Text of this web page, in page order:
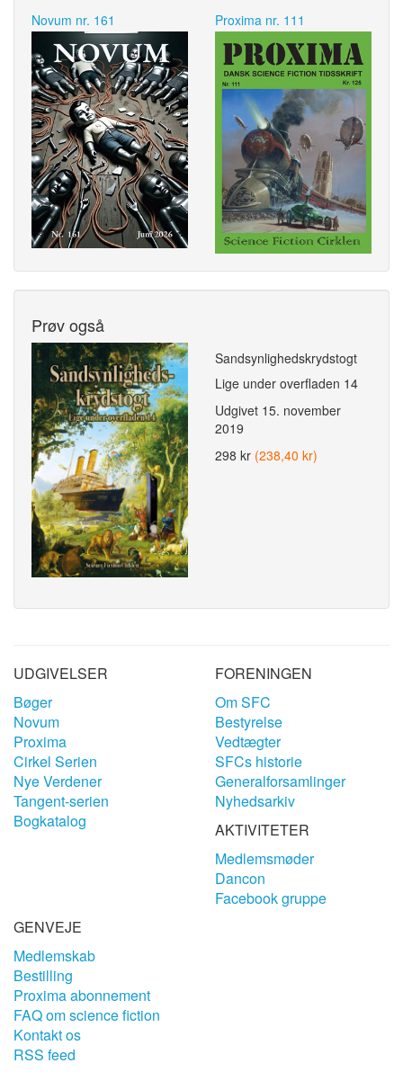
Novum nr. 161 Proxima nr. 111
Prøv også
Sandsynlighedskrydstogt
Lige under overfladen 14
Udgivet 15. november
2019
298 kr (238,40 kr)
UDGIVELSER
Bøger
Novum
Proxima
Cirkel Serien
Nye Verdener
Tangent-serien
Bogkatalog
FORENINGEN
Om SFC
Bestyrelse
Vedtægter
SFCs historie
Generalforsamlinger
Nyhedsarkiv
AKTIVITETER
Medlemsmøder
Dancon
Facebook gruppe
GENVEJE
Medlemskab
Bestilling
Proxima abonnement
FAQ om science fiction
Kontakt os
RSS feed